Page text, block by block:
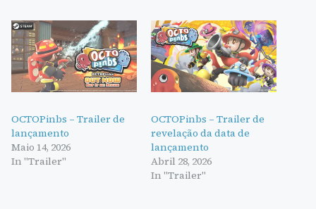
OCTOPinbs – Trailer de
lançamento
Maio 14, 2026
In "Trailer"
OCTOPinbs – Trailer de
revelação da data de
lançamento
Abril 28, 2026
In "Trailer"